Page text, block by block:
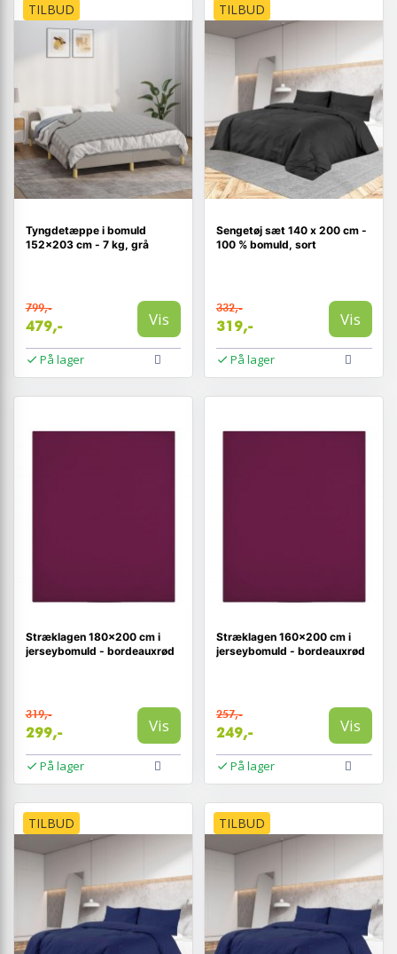
TILBUD
Tyngdetæppe i bomuld
152×203 cm - 7 kg, grå
799,-
479,- Vis
På lager
TILBUD
Sengetøj sæt 140 x 200 cm -
100 % bomuld, sort
332,-
319,- Vis
På lager
Stræklagen 180x200 cm i
jerseybomuld - bordeauxrød
319,-
299,- Vis
På lager
Stræklagen 160×200 cm i
jerseybomuld - bordeauxrød
257,-
249,- Vis
På lager
TILBUD TILBUD